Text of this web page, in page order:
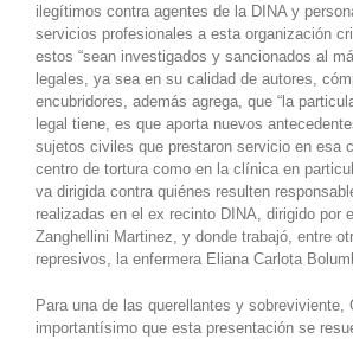
ilegítimos contra agentes de la DINA y
servicios profesionales a esta organización
estos “sean investigados y sancionados al
legales, ya sea en su calidad de autores,
encubridores, además agrega, que “la
legal tiene, es que aporta nuevos
sujetos civiles que prestaron servicio en esa
centro de tortura como en la clínica en
va dirigida contra quiénes resulten
realizadas en el ex recinto DINA, dirigido por
Zanghellini Martinez, y donde trabajó, entre
represivos, la enfermera Eliana Carlota
Para una de las querellantes y sobreviviente,
importantísimo que esta presentación se